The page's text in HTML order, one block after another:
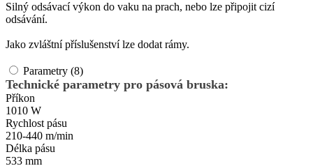
Silný odsávací výkon do vaku na prach, nebo lze připojit cizí
odsávání.
Jako zvláštní příslušenství lze dodat rámy.
Parametry (8)
Technické parametry pro pásová bruska:
Příkon
1010 W
Rychlost pásu
210-440 m/min
Délka pásu
533 mm